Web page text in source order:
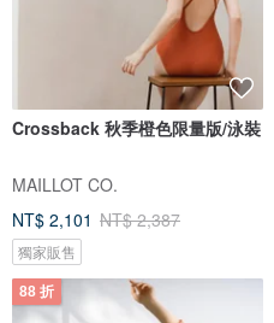
Crossback 秋季橙色限量版/泳裝
MAILLOT CO.
NT$ 2,101 NT$ 2,387
獨家販售
88 折